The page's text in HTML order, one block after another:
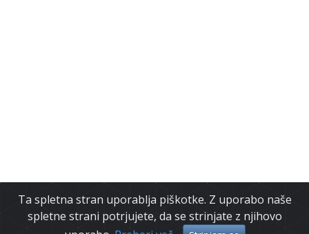
Ta spletna stran uporablja piškotke. Z uporabo naše
spletne strani potrjujete, da se strinjate z njihovo